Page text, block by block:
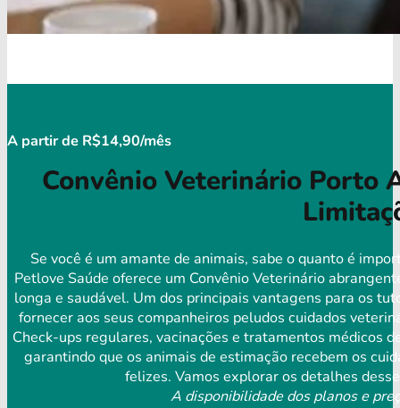
A partir de R$14,90/mês
Convênio Veterinário Porto
Se você é um amante de animais, sabe o quanto é
Petlove Saúde oferece um Convênio Veterinário
longa e saudável. Um dos principais vantagens para os
fornecer aos seus companheiros peludos cuidados
Check-ups regulares, vacinações e tratamentos médicos
garantindo que os animais de estimação recebem os
felizes. Vamos explorar os detalhes
A disponibilidade dos planos e